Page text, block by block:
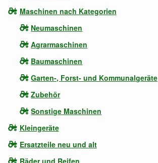
Maschinen nach Kategorien
Neumaschinen
Agrarmaschinen
Baumaschinen
Garten-, Forst- und Kommunalgeräte
Zubehör
Sonstige Maschinen
Kleingeräte
Ersatzteile neu und alt
Räder und Reifen